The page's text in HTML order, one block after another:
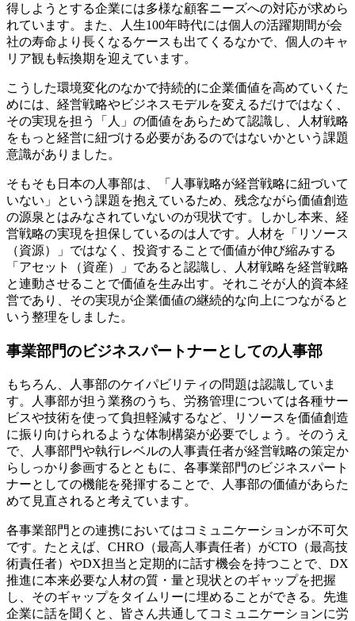
得しようとする企業には多様な顧客ニーズへの対応が求めら
れています。また、人生100年時代には個人の活躍期間が会
社の寿命より長くなるケースも出てくるなかで、個人のキャ
リア観も転換期を迎えています。
こうした環境変化のなかで持続的に企業価値を高めていくた
めには、経営戦略やビジネスモデルを変えるだけではなく、
その実現を担う「人」の価値をあらためて認識し、人材戦略
をもっと経営に紐づける必要があるのではないかという課題
意識がありました。
そもそも日本の人事部は、「人事戦略が経営戦略に紐づいて
いない」という課題を抱えているため、残念ながら価値創造
の源泉とはみなされていないのが現状です。しかし本来、経
営戦略の実現を担保しているのは人です。人材を「リソース
（資源）」ではなく、投資することで価値が伸び縮みする
「アセット（資産）」であると認識し、人材戦略を経営戦略
と連動させることで価値を生み出す。それこそが人的資本経
営であり、その実現が企業価値の継続的な向上につながると
いう整理をしました。
事業部門のビジネスパートナーとしての人事部
もちろん、人事部のケイパビリティの問題は認識していま
す。人事部が担う業務のうち、労務管理については各種サー
ビスや技術を使って負担軽減するなど、リソースを価値創造
に振り向けられるような体制構築が必要でしょう。そのうえ
で、人事部門や執行レベルの人事責任者が経営戦略の策定か
らしっかり参画するとともに、各事業部門のビジネスパート
ナーとしての機能を発揮することで、人事部の価値があらた
めて見直されると考えています。
各事業部門との連携においてはコミュニケーションが不可欠
です。たとえば、CHRO（最高人事責任者）がCTO（最高技
術責任者）やDX担当と定期的に話す機会を持つことで、DX
推進に本来必要な人材の質・量と現状とのギャップを把握
し、そのギャップをタイムリーに埋めることができる。先進
企業に話を聞くと、皆さん共通してコミュニケーションに労